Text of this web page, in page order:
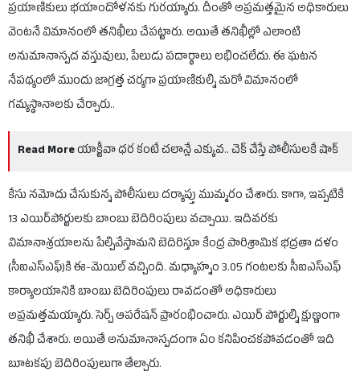
ప్రయాణికులు భయాందోళనకు గురయ్యారు. దీంతో అప్రమత్తమైన అధికారులు
వెంటనే విమానంలో తనిఖీలు చేపట్టారు. అయితే తనిఖీల్లో ఎలాంటి
అనుమానాస్పద వస్తువులు, పేలుడు పదార్థాలు లభించలేదు. ఈ ఘటన
నేపథ్యంలో ముందు జాగ్రత్త చర్యగా ప్రయాణికుల్ని మరో విమానంలో
గమ్యస్థానాలకు చేర్చారు..
Read Moreయాక్టీవా ధర కంటే చలాన్లే ఎక్కువ.. చెక్ చేస్తే పోలీసులకే షాక్
కేసు నమోదు చేసుకున్న పోలీసులు దర్యాప్తు ముమ్మరం చేశారు. కాగా, ఇప్పటికే
13 ఎయిర్‌పోర్టులకు బాంబు బెదిరింపులు వచ్చాయి. ఇదివరకు
విమానాశ్రయాలను పేల్చివేస్తామని బెదిరిస్తూ కేంద్ర పారిశ్రామిక భద్రతా దళం
(సీఐఎస్ఎఫ్)కి ఈ-మెయిల్ వచ్చింది. మధ్యాహ్నం 3.05 గంటలకు సీఐఎస్ఎఫ్
కార్యాలయానికి బాంబు బెదిరింపులు రావడంతో అధికారులు
అప్రమత్తమయ్యారు. సెర్చ్ ఆపరేషన్ ప్రారంభించారు. ఎయిర్ పోర్టుల్ని క్షుణ్ణంగా
తనిఖీ చేశారు. అయితే అనుమానాస్పదంగా ఏం కనిపించకపోవడంతో ఇది
బూటకపు బెదిరింపులుగా తేల్చారు.